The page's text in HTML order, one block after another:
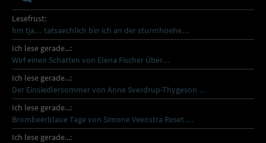
Lesefrust:
hm tja… tatsaechlich bin ich an der sturmhoehe…
Ich lese gerade...:
Wirf einen Schatten von Elena Fischer Über…
Ich lese gerade...:
Der Einsiedlersommer von Anne Sverdrup-Thygeson …
Ich lese gerade...:
Brombeerblaue Tage von Simone Veenstra Reset …
Ich lese gerade...: